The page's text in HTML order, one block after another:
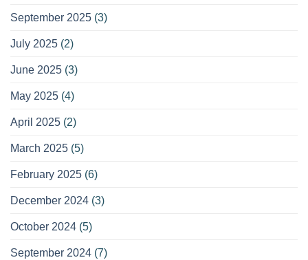
September 2025 (3)
July 2025 (2)
June 2025 (3)
May 2025 (4)
April 2025 (2)
March 2025 (5)
February 2025 (6)
December 2024 (3)
October 2024 (5)
September 2024 (7)